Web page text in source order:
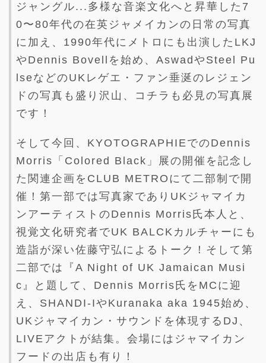
ジャングル...多様な音楽文化へと昇華した7
0〜80年代の在英ジャメイカンの日常の写真
に加え、1990年代にメトロにも出演したLKJ
やDennis Bovellを始め、AswadやSteel Pu
lseなどのUKレゲエ・ファン垂涎のレジェン
ドの写真も盛り沢山、コチラも必見の写真展
です！
そして今回、KYOTOGRAPHIEでのDennis
Morris「Colored Black」展の開催を記念し
た関連企画をCLUB METROにて二部制で開
催！第一部では写真家でありUKジャマイカ
ンアーティストのDennis Morris氏本人と、
視覚文化研究者でUK BALCKカルチャーにも
造詣が深い佐藤守弘によるトーク！そして第
二部では『A Night of UK Jamaican Musi
c』と題して、Dennis Morris氏をMCに迎
え、SHANDI-IやKuranaka aka 1945始め、
UKジャマイカン・サウンドを体現するDJ、
LIVEアクトが結集。会場にはジャマイカン
フードの出店も有り！